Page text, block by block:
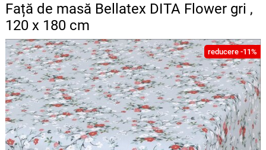
Față de masă Bellatex DITA Flower gri ,
120 x 180 cm
reducere -11%